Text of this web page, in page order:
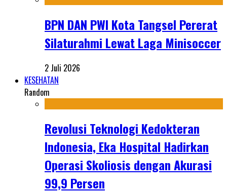
BPN DAN PWI Kota Tangsel Pererat
Silaturahmi Lewat Laga Minisoccer
2 Juli 2026
KESEHATAN
Random
Revolusi Teknologi Kedokteran
Indonesia, Eka Hospital Hadirkan
Operasi Skoliosis dengan Akurasi
99,9 Persen